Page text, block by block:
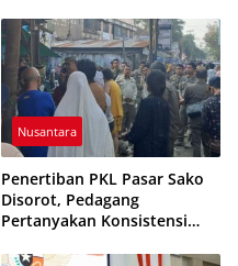
Etika Pelayanan
Nusantara
Penertiban PKL Pasar Sako
Disorot, Pedagang
Pertanyakan Konsistensi